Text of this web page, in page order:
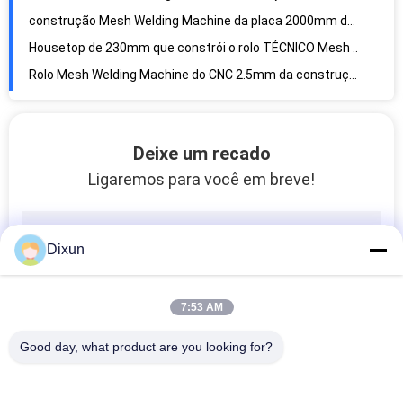
Pre endireitando o fio Mesh Fence Making Machine do rolo 5mm
Deixe um recado
Ligaremos para você em breve!
Dixun
7:53 AM
Good day, what product are you looking for?